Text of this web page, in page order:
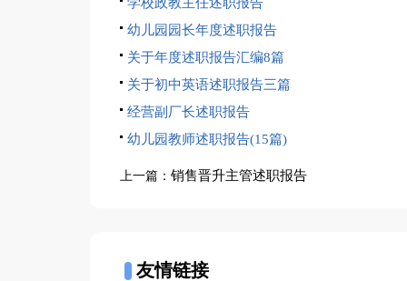
幼儿园园长年度述职报告
关于年度述职报告汇编8篇
关于初中英语述职报告三篇
经营副厂长述职报告
幼儿园教师述职报告(15篇)
上一篇： 销售晋升主管述职报告
友情链接